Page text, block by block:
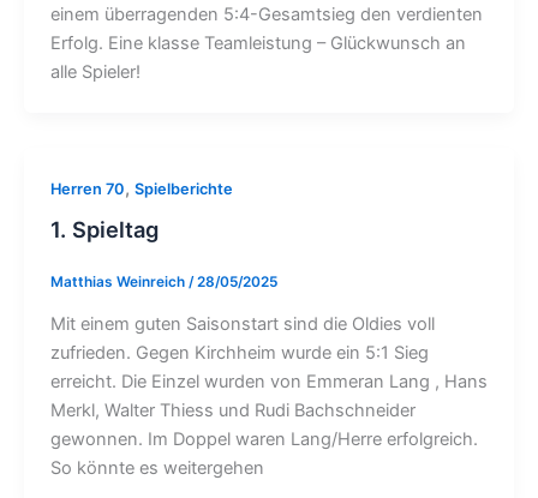
einem überragenden 5:4-Gesamtsieg den verdienten
Erfolg. Eine klasse Teamleistung – Glückwunsch an
alle Spieler!
Herren 70, Spielberichte
1. Spieltag
Matthias Weinreich /28/05/2025
Mit einem guten Saisonstart sind die Oldies voll
zufrieden. Gegen Kirchheim wurde ein 5:1 Sieg
erreicht. Die Einzel wurden von Emmeran Lang , Hans
Merkl, Walter Thiess und Rudi Bachschneider
gewonnen. Im Doppel waren Lang/Herre erfolgreich.
So könnte es weitergehen